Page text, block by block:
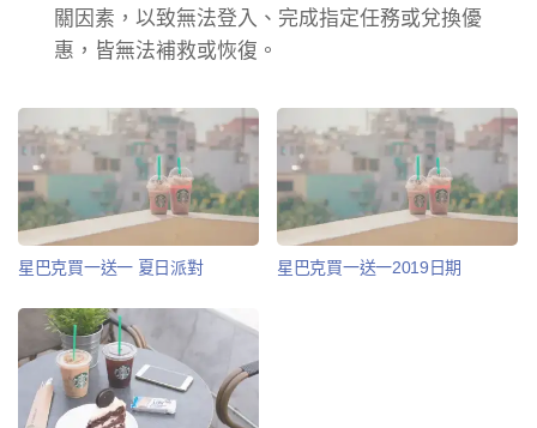
關因素，以致無法登入、完成指定任務或兌換優
惠，皆無法補救或恢復。
星巴克買一送一 夏日派對 星巴克買一送一2019日期